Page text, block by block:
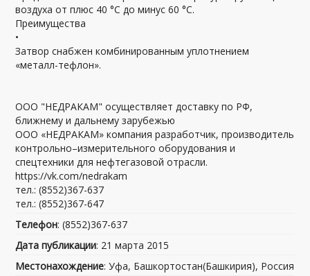
воздуха от плюс 40 °С до минус 60 °С.
Преимущества
•
Затвор снабжен комбинированным уплотнением
«металл-тефлон».
ООО "НЕДРАКАМ" осуществляет доставку по РФ,
ближнему и дальнему зарубежью
ООО «НЕДРАКАМ» компания разработчик, производитель
контрольно–измерительного оборудования и
спецтехники для нефтегазовой отрасли.
https://vk.com/nedrakam
тел.: (8552)367-637
тел.: (8552)367-647
Телефон: (8552)367-637
Дата публикации: 21 марта 2015
Местонахождение: Уфа, Башкортостан(Башкирия), Россия